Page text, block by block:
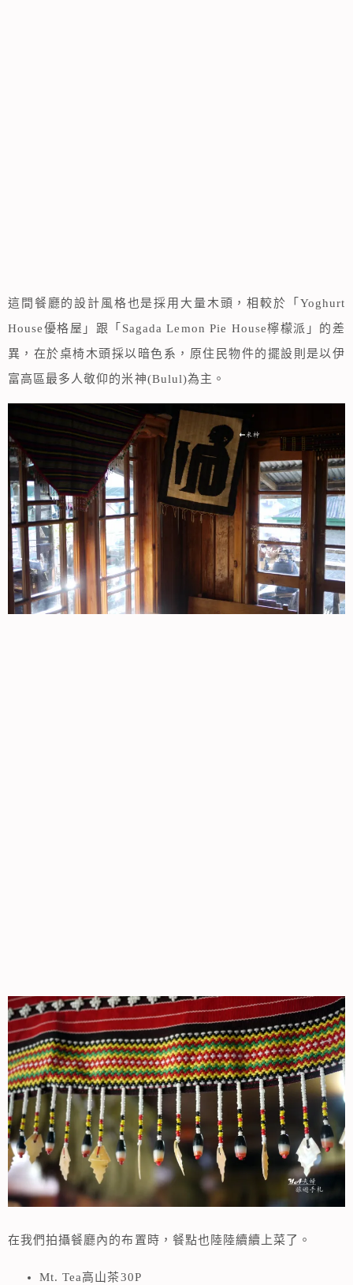
這間餐廳的設計風格也是採用大量木頭，相較於「Yoghurt
House優格屋」跟「Sagada Lemon Pie House檸檬派」的差
異，在於桌椅木頭採以暗色系，原住民物件的擺設則是以伊
富高區最多人敬仰的米神(Bulul)為主。
在我們拍攝餐廳內的布置時，餐點也陸陸續續上菜了。
Mt. Tea高山茶30P